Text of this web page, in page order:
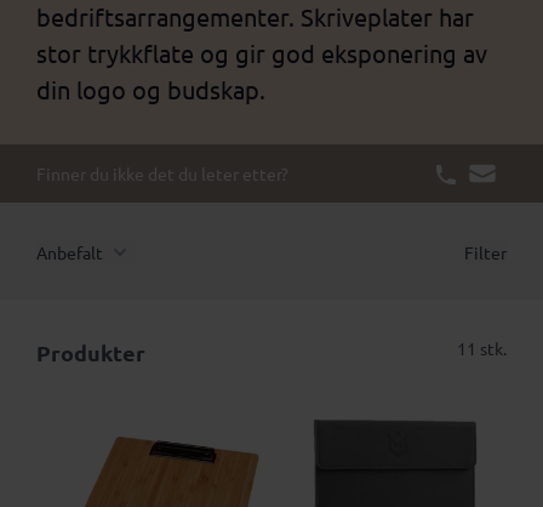
bedriftsarrangementer. Skriveplater har
stor trykkflate og gir god eksponering av
din logo og budskap.
Finner du ikke det du leter etter?
Anbefalt Filter
Produkter 11 stk.